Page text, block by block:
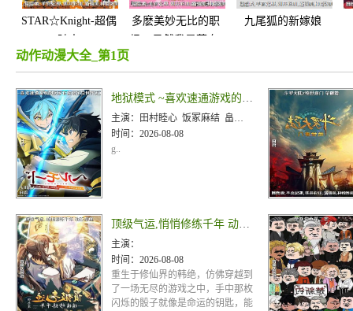
STAR☆Knight-超偶
多麽美妙无比的职
九尾狐的新嫁娘
动作动漫大全_第1页
地狱模式 ~喜欢速通游戏的玩家在废设定异世界无双~第二季
主演：
田村睦心 饭冢麻结 畠中祐 千本木彩花 石川英郎 大原沙耶香 小市真琴 杉田智和 千叶翔也 三宅麻理
时间： 2026-08-08
g..
顶级气运,悄悄修练千年 动态漫画
主演：
时间： 2026-08-08
重生于修仙界的韩绝，仿佛穿越到
了一场无尽的游戏之中，手中那枚
闪烁的骰子就像是命运的钥匙，能